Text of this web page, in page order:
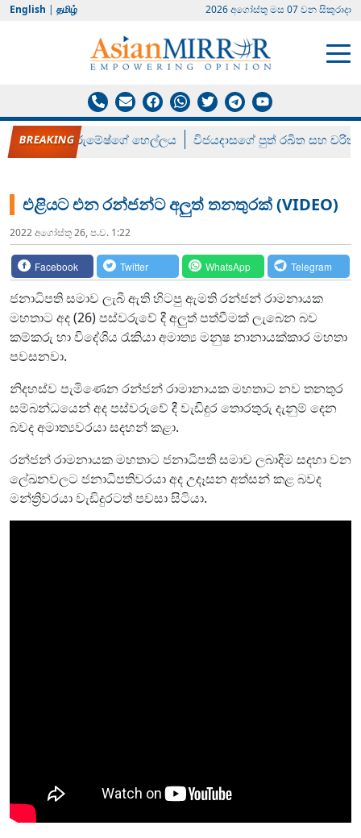
English | தமிழ் 2026 අගෝස්‍තු මස 07 වන සිකුරාදා
රන් ගෙනා රුමේෂ්ගේ හෙල්ලය විජයදාසගේ පුත් රඛිත සහ චරිත්
එළියට එන රන්ජන්ට අලුත් තනතුරක් (VIDEO)
2022 අගෝස්‍තු 26, ප.ව. 1:22
Facebook Twitter WhatsApp Telegram
ජනාධිපති සමාව ලැබී ඇති හිටපු ඇමති රන්ජන් රාමනායක
මහතාට අද (26) පස්වරුවේ දී අලුත් පත්වීමක් ලැබෙන බව
කම්කරු හා විදේශිය රැකියා අමාත්‍ය මනුෂ නානායක්කාර මහතා
පවසනවා.
නිදහස්ව පැමිණෙන රන්ජන් රාමානායක මහතාට නව තනතුර
සම්බන්ධයෙන් අද පස්වරුවේ දී වැඩිදුර තොරතුරු දැනුම් දෙන
බවද අමාත්‍යවරයා සදහන් කළා.
රන්ජන් රාමනායක මහතාට ජනාධිපති සමාව ලබාදිම සදහා වන
ලේඛනවලට ජනාධිපතිවරයා අද උදෑසන අත්සන් කළ බවද
මන්ත්‍රිවරයා වැඩිදුරටත් පවසා සිටියා.